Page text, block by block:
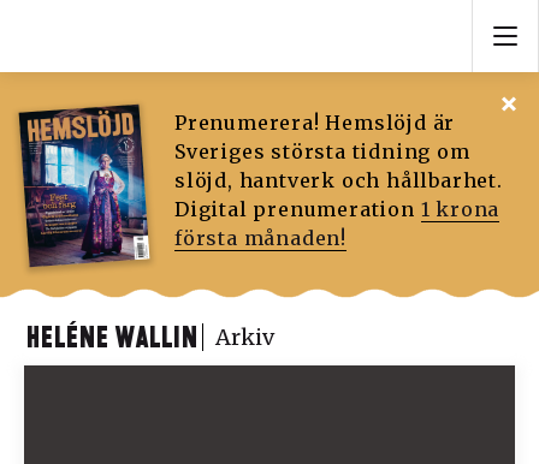
Prenumerera! Hemslöjd är
Sveriges största tidning om
slöjd, hantverk och hållbarhet.
Digital prenumeration 1 krona
första månaden!
HELÉNE WALLIN Arkiv